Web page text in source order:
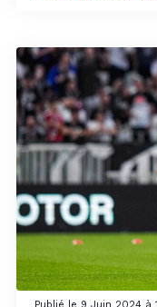
Publié le 9 Juin 2024 à